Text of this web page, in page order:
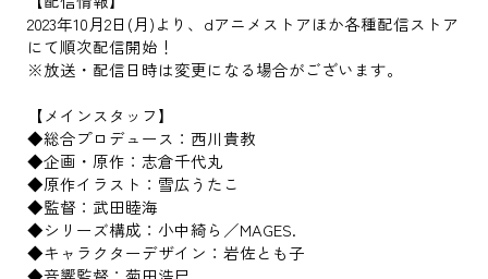
2023年10月2日(月)より、dアニメストアほか各種配信ストア
にて順次配信開始！
※放送・配信日時は変更になる場合がございます。
【メインスタッフ】
◆総合プロデュース：西川貴教
◆企画・原作：志倉千代丸
◆原作イラスト：雪広うたこ
◆監督：武田睦海
◆シリーズ構成：小中綺ら／MAGES.
◆キャラクターデザイン：岩佐とも子